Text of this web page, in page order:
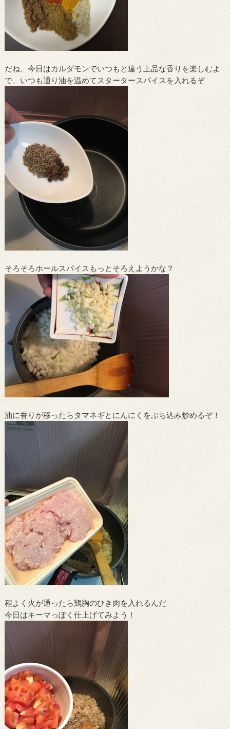
だね、今日はカルダモンでいつもと違う上品な香りを楽しむよ
で、いつも通り油を温めてスタータースパイスを入れるぞ
そろそろホールスパイスもっとそろえようかな？
油に香りが移ったらタマネギとにんにくをぶち込み炒めるぞ！
程よく火が通ったら鶏胸のひき肉を入れるんだ
今日はキーマっぽく仕上げてみよう！